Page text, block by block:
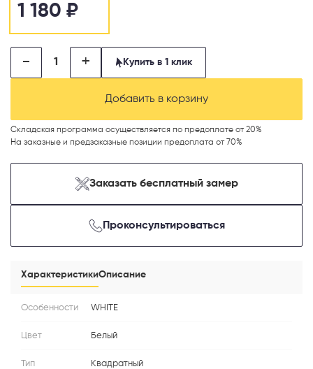
1 180 ₽
- + Купить в 1 клик
Добавить в корзину
Складская программа осуществляется по предоплате от 20%
На заказные и предзаказные позиции предоплата от 70%
Заказать бесплатный замер
Проконсультироваться
ХарактеристикиОписание
Особенности WHITE
Цвет Белый
Тип Квадратный
Выберите способ связи